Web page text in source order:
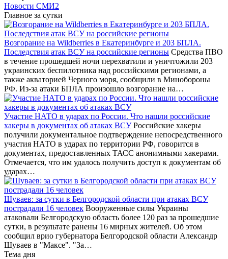
Новости СМИ2
Главное за сутки
Возгорание на Wildberries в Екатеринбурге и 203 БПЛА.
Последствия атак ВСУ на российские регионы Средства ПВО
в течение прошедшей ночи перехватили и уничтожили 203
украинских беспилотника над российскими регионами, а
также акваторией Черного моря, сообщили в Минобороны
РФ. Из-за атаки БПЛА произошло возгорание на…
Участие НАТО в ударах по России. Что нашли российские
хакеры в документах об атаках ВСУРоссийские хакеры
получили документальное подтверждение непосредственного
участия НАТО в ударах по территории РФ, говорится в
документах, предоставленных ТАСС анонимными хакерами.
Отмечается, что им удалось получить доступ к документам об
ударах…
Шуваев: за сутки в Белгородской области при атаках ВСУ
пострадали 16 человек Вооруженные силы Украины
атаковали Белгородскую область более 120 раз за прошедшие
сутки, в результате ранены 16 мирных жителей. Об этом
сообщил врио губернатора Белгородской области Александр
Шуваев в "Максе". "За…
Тема дня